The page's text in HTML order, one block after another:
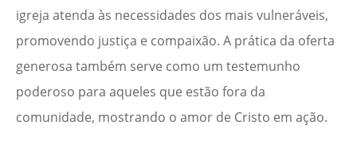
igreja atenda às necessidades dos mais vulneráveis,
promovendo justiça e compaixão. A prática da oferta
generosa também serve como um testemunho
poderoso para aqueles que estão fora da
comunidade, mostrando o amor de Cristo em ação.